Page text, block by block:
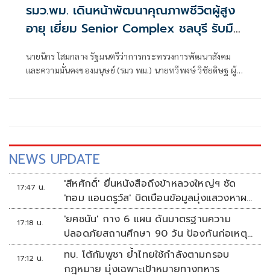
รมว.พม. เดินหน้าพัฒนาคุณภาพชีวิตผู้สูง
อายุ เยี่ยม Senior Complex ชลบุรี รับมือ
นายนิกร โสมกลาง รัฐมนตรีว่าการกระทรวงการพัฒนาสังคม
และความมั่นคงของมนุษย์ (รมว พม.) นายทวีพงษ์ วิชัยดิษฐ ผู้
NEWS UPDATE
17:47 น.
'สีหศักดิ์' ยื่นหนังสือถึงข้าหลวงใหญ่ฯ ซัด
'ทอม แอนดรูว์ส' บิดเบือนข้อมูลมุ่งแสวงหาผล
ประโยชน์ทางการเมือง
17:18 น.
'ยศชนัน' กาง 6 แผน ดันมาตรฐานความ
ปลอดภัยสถานศึกษา 90 วัน ป้องกันก่อเหตุ
รุนแรง
17:12 น.
ทบ. โต้กัมพูชา ย้ำไทยใช้กำลังตามกรอบ
กฎหมาย มุ่งเฉพาะเป้าหมายทางทหาร